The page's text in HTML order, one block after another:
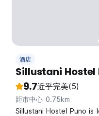
酒店
Sillustani Hostel
9.7近乎完美(5)
距市中心 0.75km
Sillustani Hostel Puno